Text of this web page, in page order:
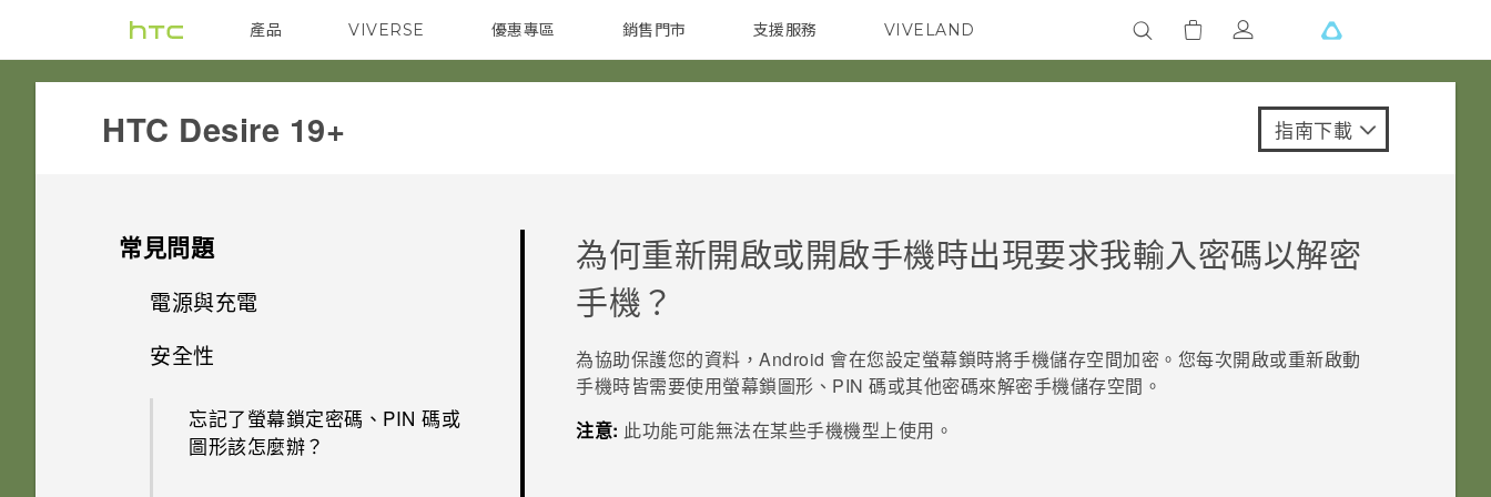
產品
VIVE G REIGNS 智慧型手機 配件
VIVERSE 優惠專區
焦點訊息 校園專案 企業採購
銷售門市
銷售通路 支援服務 VIVELAND
‎HTC Desire 19+‎‎ 指南下載
常見問題
電源與充電
手機無法開機時該怎麼做？
如何使用硬體按鍵重新啟動手
機？
安全性
忘記了螢幕鎖定密碼、PIN 碼或
圖形該怎麼辦？
為何重新開啟或開啟手機時出現要求我輸入密碼以解密
手機？
為協助保護您的資料，Android 會在您設定螢幕鎖時將手機儲存空間加密。您每次開啟或重新啟動
手機時皆需要使用螢幕鎖圖形、PIN 碼或其他密碼來解密手機儲存空間。
注意: 此功能可能無法在某些手機機型上使用。